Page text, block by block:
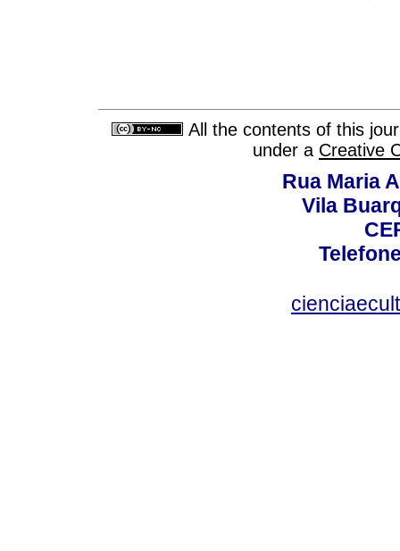
All the contents of this
under a Creative
Rua Maria
Vila